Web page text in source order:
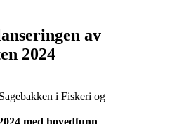
av
2024
i Fiskeri og
med hovedfunn